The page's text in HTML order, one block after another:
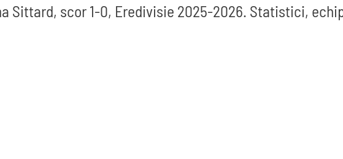
Sittard, scor 1-0, Eredivisie 2025-2026. Statistici,